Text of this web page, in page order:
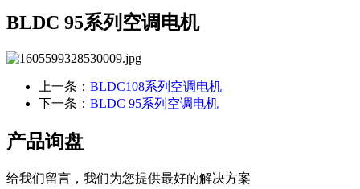
BLDC 95系列空调电机
上一条： BLDC108系列空调电机
下一条： BLDC 95系列空调电机
产品询盘
给我们留言，我们为您提供最好的解决方案